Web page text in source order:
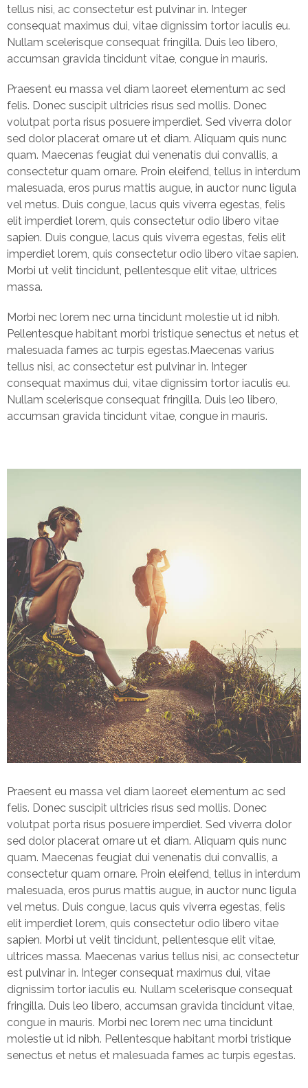
tellus nisi, ac consectetur est pulvinar in. Integer
consequat maximus dui, vitae dignissim tortor iaculis eu.
Nullam scelerisque consequat fringilla. Duis leo libero,
accumsan gravida tincidunt vitae, congue in mauris.
Praesent eu massa vel diam laoreet elementum ac sed
felis. Donec suscipit ultricies risus sed mollis. Donec
volutpat porta risus posuere imperdiet. Sed viverra dolor
sed dolor placerat ornare ut et diam. Aliquam quis nunc
quam. Maecenas feugiat dui venenatis dui convallis, a
consectetur quam ornare. Proin eleifend, tellus in interdum
malesuada, eros purus mattis augue, in auctor nunc ligula
vel metus. Duis congue, lacus quis viverra egestas, felis
elit imperdiet lorem, quis consectetur odio libero vitae
sapien. Duis congue, lacus quis viverra egestas, felis elit
imperdiet lorem, quis consectetur odio libero vitae sapien.
Morbi ut velit tincidunt, pellentesque elit vitae, ultrices
massa.
Morbi nec lorem nec urna tincidunt molestie ut id nibh.
Pellentesque habitant morbi tristique senectus et netus et
malesuada fames ac turpis egestas.Maecenas varius
tellus nisi, ac consectetur est pulvinar in. Integer
consequat maximus dui, vitae dignissim tortor iaculis eu.
Nullam scelerisque consequat fringilla. Duis leo libero,
accumsan gravida tincidunt vitae, congue in mauris.
Praesent eu massa vel diam laoreet elementum ac sed
felis. Donec suscipit ultricies risus sed mollis. Donec
volutpat porta risus posuere imperdiet. Sed viverra dolor
sed dolor placerat ornare ut et diam. Aliquam quis nunc
quam. Maecenas feugiat dui venenatis dui convallis, a
consectetur quam ornare. Proin eleifend, tellus in interdum
malesuada, eros purus mattis augue, in auctor nunc ligula
vel metus. Duis congue, lacus quis viverra egestas, felis
elit imperdiet lorem, quis consectetur odio libero vitae
sapien. Morbi ut velit tincidunt, pellentesque elit vitae,
ultrices massa. Maecenas varius tellus nisi, ac consectetur
est pulvinar in. Integer consequat maximus dui, vitae
dignissim tortor iaculis eu. Nullam scelerisque consequat
fringilla. Duis leo libero, accumsan gravida tincidunt vitae,
congue in mauris. Morbi nec lorem nec urna tincidunt
molestie ut id nibh. Pellentesque habitant morbi tristique
senectus et netus et malesuada fames ac turpis egestas.